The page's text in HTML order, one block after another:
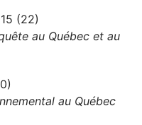
(22)
au Québec et au
au Québec